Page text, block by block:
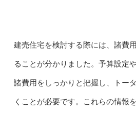
建売住宅を検討する際には、諸費
ることが分かりました。予算設定
諸費用をしっかりと把握し、トー
くことが必要です。これらの情報